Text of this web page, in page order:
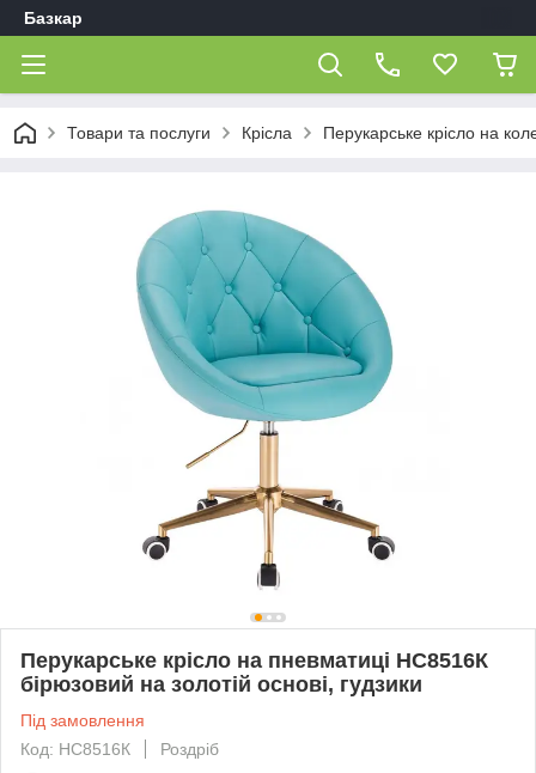
Базкар
Товари та послуги Крісла Перукарське крісло на
Перукарське крісло на пневматиці НС8516К
бірюзовий на золотій основі, гудзики
Під замовлення
Код: HC8516К
Роздріб